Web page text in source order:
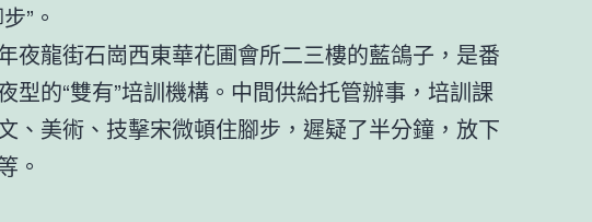
”。
龍街石崗西東華花圃會所二三樓的藍鴿子，是番
型的“雙有”培訓機構。中間供給托管辦事，培訓課
、美術、技擊宋微頓住腳步，遲疑了半分鐘，放下
。